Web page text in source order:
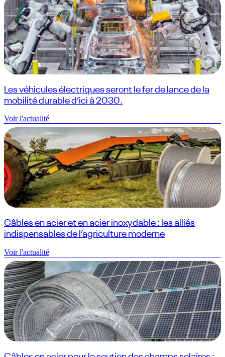
Les véhicules électriques seront le fer de lance de la
mobilité durable d’ici à 2030.
Voir l'actualité
Câbles en acier et en acier inoxydable : les alliés
indispensables de l’agriculture moderne
Voir l'actualité